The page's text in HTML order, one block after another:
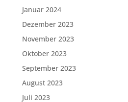
Januar 2024
Dezember 2023
November 2023
Oktober 2023
September 2023
August 2023
Juli 2023